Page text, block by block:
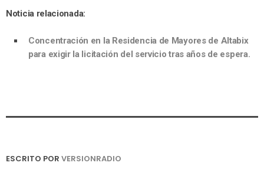
Noticia relacionada:
Concentración en la Residencia de Mayores de Altabix
para exigir la licitación del servicio tras años de espera.
ESCRITO POR VERSIONRADIO